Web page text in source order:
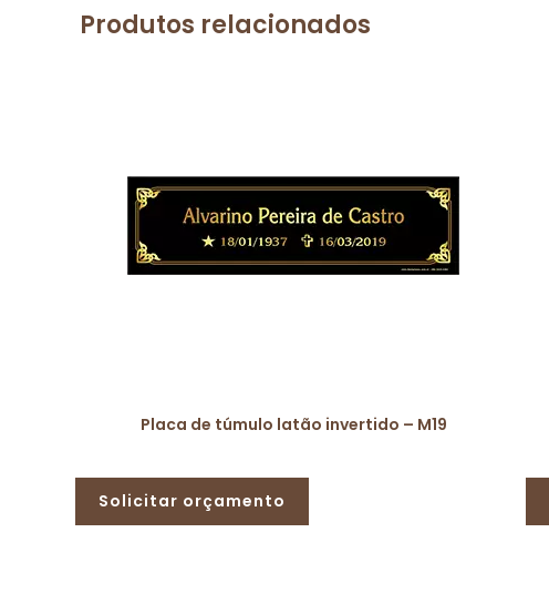
Produtos relacionados
Placa de túmulo latão invertido – M19
Solicitar orçamento